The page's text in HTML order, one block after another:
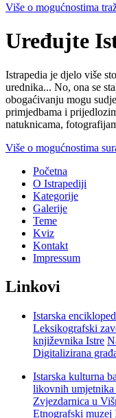
Više o mogućnostima
Uređujte
Istrapedia je djelo više
urednika... No, ona se
obogaćivanju mogu
primjedbama i
natuknicama,
Više o mogućnostima
Početna
O Istrapediji
Kategorije
Galerije
Teme
Kviz
Kontakt
Impressum
Linkovi
Istarska
Leksikografski
književnika Istre
Digitalizirana
Istarska kulturna
likovnih umjetnika
Zvjezdarnica u
Etnografski muzej